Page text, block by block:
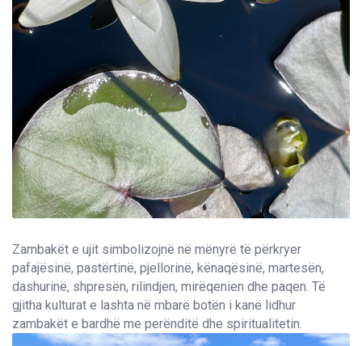
Zambakët e ujit simbolizojnë në mënyrë të përkryer
pafajësinë, pastërtinë, pjellorinë, kënaqësinë, martesën,
dashurinë, shpresën, rilindjen, mirëqenien dhe paqen. Të
gjitha kulturat e lashta në mbarë botën i kanë lidhur
zambakët e bardhë me perënditë dhe spiritualitetin.